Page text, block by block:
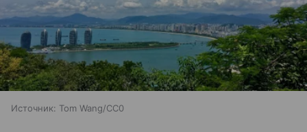
Источник: Tom Wang/CC0